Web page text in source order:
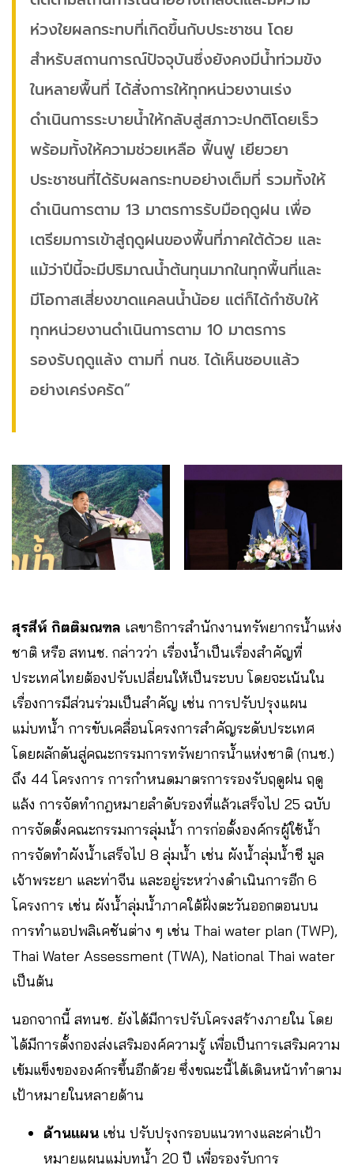
ห่วงใยผลกระทบที่เกิดขึ้นกับประชาชน โดย
สำหรับสถานการณ์ปัจจุบันซึ่งยังคงมีน้ำท่วมขัง
ในหลายพื้นที่ ได้สั่งการให้ทุกหน่วยงานเร่ง
ดำเนินการระบายน้ำให้กลับสู่สภาวะปกติโดยเร็ว
พร้อมทั้งให้ความช่วยเหลือ ฟื้นฟู เยียวยา
ประชาชนที่ได้รับผลกระทบอย่างเต็มที่ รวมทั้งให้
ดำเนินการตาม 13 มาตรการรับมือฤดูฝน เพื่อ
เตรียมการเข้าสู่ฤดูฝนของพื้นที่ภาคใต้ด้วย และ
แม้ว่าปีนี้จะมีปริมาณน้ำต้นทุนมากในทุกพื้นที่และ
มีโอกาสเสี่ยงขาดแคลนน้ำน้อย แต่ก็ได้กำชับให้
ทุกหน่วยงานดำเนินการตาม 10 มาตรการ
รองรับฤดูแล้ง ตามที่ กนช. ได้เห็นชอบแล้ว
อย่างเคร่งครัด”
สุรสีห์​ กิตติมณฑล เลขาธิการสำนักงานทรัพยากรน้ำแห่ง
ชาติ หรือ สทนช. กล่าวว่า เรื่องน้ำเป็นเรื่องสำคัญที่
ประเทศไทยต้องปรับเปลี่ยนให้เป็นระบบ โดยจะเน้นใน
เรื่องการมีส่วนร่วมเป็นสำคัญ เช่น การปรับปรุงแผน
แม่บทน้ำ การขับเคลื่อนโครงการสำคัญระดับประเทศ
โดยผลักดันสู่คณะกรรมการทรัพยากรน้ำแห่งชาติ (กนช.)
ถึง 44 โครงการ การกำหนดมาตรการรองรับฤดูฝน ฤดู
แล้ง การจัดทำกฎหมายลำดับรองที่แล้วเสร็จไป 25 ฉบับ
การจัดตั้งคณะกรรมการลุ่มน้ำ การก่อตั้งองค์กรผู้ใช้น้ำ
การจัดทำผังน้ำเสร็จไป 8 ลุ่มน้ำ เช่น ผังน้ำลุ่มน้ำชี มูล
เจ้าพระยา และท่าจีน และอยู่ระหว่างดำเนินการอีก 6
โครงการ เช่น ผังน้ำลุ่มน้ำภาคใต้ฝั่งตะวันออกตอนบน
การทำแอปพลิเคชันต่าง ๆ เช่น Thai water plan (TWP),
Thai Water Assessment (TWA), National Thai water
เป็นต้น
นอกจากนี้ สทนช. ยังได้มีการปรับโครงสร้างภายใน โดย
ได้มีการตั้งกองส่งเสริมองค์ความรู้ เพื่อเป็นการเสริมความ
เข้มแข็งขององค์กรขึ้นอีกด้วย ซึ่งขณะนี้ได้เดินหน้าทำตาม
เป้าหมายในหลายด้าน
ด้านแผน เช่น ปรับปรุงกรอบแนวทางและค่าเป้า
หมายแผนแม่บทน้ำ 20 ปี เพื่อรองรับการ